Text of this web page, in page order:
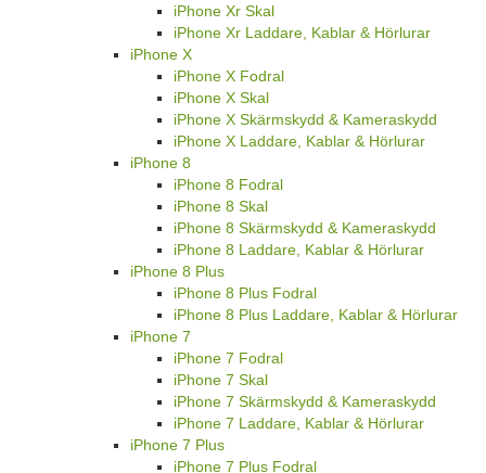
iPhone Xr Skal
iPhone Xr Laddare, Kablar & Hörlurar
iPhone X
iPhone X Fodral
iPhone X Skal
iPhone X Skärmskydd & Kameraskydd
iPhone X Laddare, Kablar & Hörlurar
iPhone 8
iPhone 8 Fodral
iPhone 8 Skal
iPhone 8 Skärmskydd & Kameraskydd
iPhone 8 Laddare, Kablar & Hörlurar
iPhone 8 Plus
iPhone 8 Plus Fodral
iPhone 8 Plus Laddare, Kablar & Hörlurar
iPhone 7
iPhone 7 Fodral
iPhone 7 Skal
iPhone 7 Skärmskydd & Kameraskydd
iPhone 7 Laddare, Kablar & Hörlurar
iPhone 7 Plus
iPhone 7 Plus Fodral